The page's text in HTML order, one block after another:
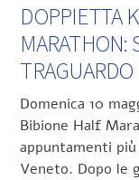
DOPPIETTA
MARATHON:
TRAGUARDO
Domenica 10
Bibione Half
appuntamenti
Veneto. Dopo le